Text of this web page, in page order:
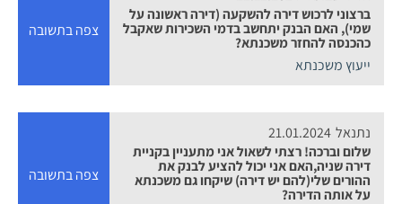
ברצוני לרכוש דירה להשקעה (דירה ראשונה על
שמי), האם הבנק יתחשב בדמי השכירות שאקבל
כהכנסה להחזר משכנתא?
ייעוץ משכנתא
צפה בתשובה
נתנאל 21.01.2024
שלום וברכה! רצתי לשאול אני מתעניין בקניית
דירה שניה,האם אני יכול להציע לבנק את
ההורים שלי(להם יש דירה) שיקחו גם משכנתא
על אותה הדירה?
צפה בתשובה